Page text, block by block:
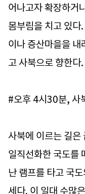
어나고자 확장하거
몸부림을 치고 있다
이나 증산마을을
고 사북으로 향한다.
#오후 4시30분, 사
사북에 이르는 길은
일직선화한 국도를
난 램프를 타고 국
세다. 이 일대 수많